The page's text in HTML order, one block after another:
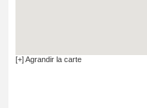
[+] Agrandir la carte